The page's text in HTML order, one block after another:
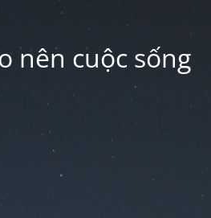
nên cuộc sống